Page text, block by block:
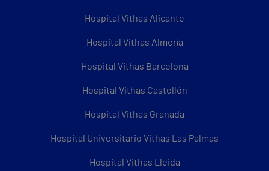
Hospital Vithas Alicante
Hospital Vithas Almería
Hospital Vithas Barcelona
Hospital Vithas Castellón
Hospital Vithas Granada
Hospital Universitario Vithas Las Palmas
Hospital Vithas Lleida